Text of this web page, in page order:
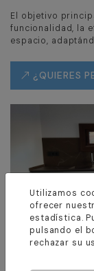
El objetivo
funcionalidad, la
espacio,
¿QUIERES
Utilizamos
ofrecer
estadística.
pulsando el
rechazar su